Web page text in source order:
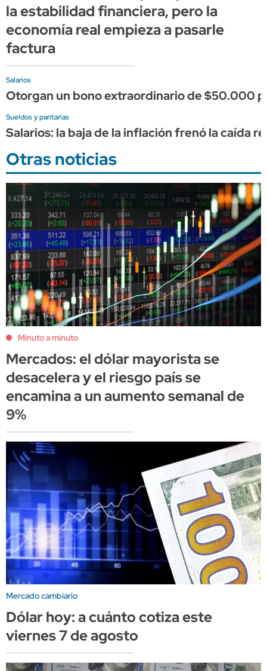
la estabilidad financiera, pero la
economía real empieza a pasarle
factura
Salarios
Otorgan un bono extraordinario de $50.000
Sueldos y paritarias
Salarios: la baja de la inflación frenó la caída
Otras noticias
Minuto a minuto
Mercados: el dólar mayorista se
desacelera y el riesgo país se
encamina a un aumento semanal de
9%
Mercado cambiario
Dólar hoy: a cuánto cotiza este
viernes 7 de agosto